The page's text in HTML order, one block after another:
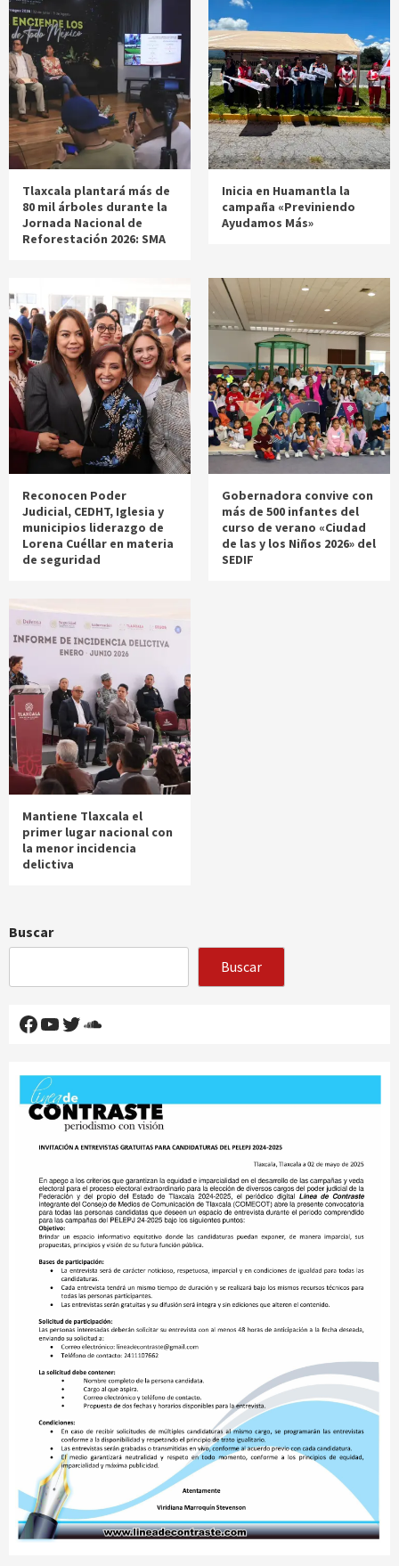
Tlaxcala plantará más de
80 mil árboles durante la
Jornada Nacional de
Reforestación 2026: SMA
Inicia en Huamantla la
campaña «Previniendo
Ayudamos Más»
Reconocen Poder
Judicial, CEDHT, Iglesia y
municipios liderazgo de
Lorena Cuéllar en materia
de seguridad
Gobernadora convive con
más de 500 infantes del
curso de verano «Ciudad
de las y los Niños 2026» del
SEDIF
Mantiene Tlaxcala el
primer lugar nacional con
la menor incidencia
delictiva
Buscar
Buscar
Facebook
YouTube
Twitter
SoundCloud